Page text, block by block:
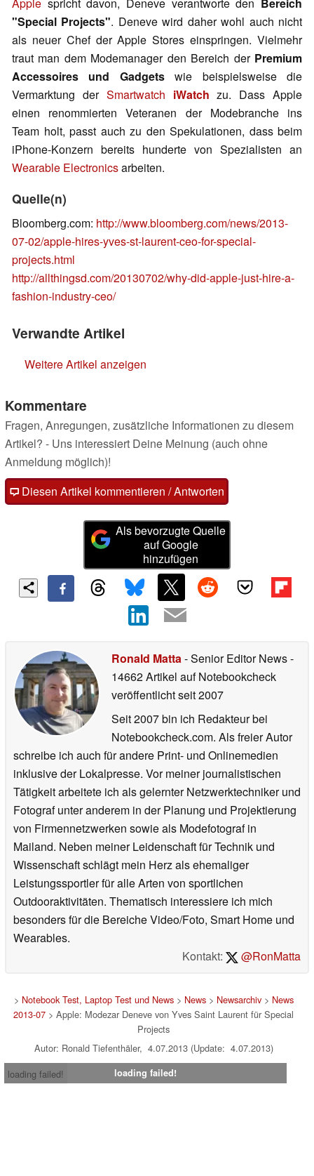
"Special Projects". Deneve wird daher wohl auch nicht
als neuer Chef der Apple Stores einspringen. Vielmehr
traut man dem Modemanager den Bereich der Premium
Accessoires und Gadgetswie beispielsweise die
Vermarktung der Smartwatch iWatch zu. Dass Apple
einen renommierten Veteranen der Modebranche ins
Team holt, passt auch zu den Spekulationen, dass beim
iPhone-Konzern bereits hunderte von Spezialisten an
Wearable Electronicsarbeiten.
Quelle(n)
Bloomberg.com: http://www.bloomberg.com/news/2013-
07-02/apple-hires-yves-st-laurent-ceo-for-special-
projects.html
http://allthingsd.com/20130702/why-did-apple-just-hire-a-
fashion-industry-ceo/
Verwandte Artikel
Weitere Artikel anzeigen
Kommentare
Fragen, Anregungen, zusätzliche Informationen zu diesem
Artikel? - Uns interessiert Deine Meinung (auch ohne
Anmeldung möglich)!
Diesen Artikel kommentieren / Antworten
Als bevorzugte Quelle
auf Google
hinzufügen
Ronald Matta- Senior Editor News-
14662 Artikel auf Notebookcheck
veröffentlichtseit 2007
Seit 2007 bin ich Redakteur bei
Notebookcheck.com. Als freier Autor
schreibe ich auch für andere Print- und Onlinemedien
inklusive der Lokalpresse. Vor meiner journalistischen
Tätigkeit arbeitete ich als gelernter Netzwerktechniker und
Fotograf unter anderem in der Planung und Projektierung
von Firmennetzwerken sowie als Modefotograf in
Mailand. Neben meiner Leidenschaft für Technik und
Wissenschaft schlägt mein Herz als ehemaliger
Leistungssportler für alle Arten von sportlichen
Outdooraktivitäten. Thematisch interessiere ich mich
besonders für die Bereiche Video/Foto, Smart Home und
Wearables.
Kontakt:
@RonMatta
> Notebook Test, Laptop Test und News> News> Newsarchiv> News
2013-07 > Apple: Modezar Deneve von Yves Saint Laurent für Special
Projects
Autor: Ronald Tiefenthäler, 4.07.2013 (Update: 4.07.2013)
loading failed!
loading failed!